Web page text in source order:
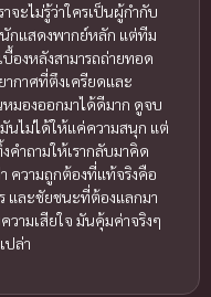
าจะไม่รู้ว่าใครเป็นผู้กำกับ
กแสดงพากย์หลัก แต่ทีม
บื้องหลังสามารถถ่ายทอด
ากาศที่ตึงเครียดและ
มองออกมาได้ดีมาก ดูจบ
นไม่ได้ให้แค่ความสนุก แต่
คำถามให้เรากลับมาคิด
ความถูกต้องที่แท้จริงคือ
และชัยชนะที่ต้องแลกมา
วามเสียใจ มันคุ้มค่าจริงๆ
ปล่า